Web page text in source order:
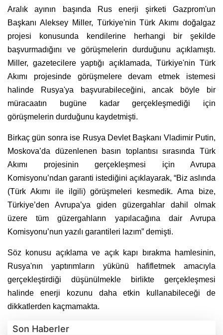
Aralık ayının başında Rus enerji şirketi Gazprom'un
Başkanı Aleksey Miller, Türkiye'nin Türk Akımı doğalgaz
projesi konusunda kendilerine herhangi bir şekilde
başvurmadığını ve görüşmelerin durduğunu açıklamıştı.
Miller, gazetecilere yaptığı açıklamada, Türkiye'nin Türk
Akımı projesinde görüşmelere devam etmek istemesi
halinde Rusya'ya başvurabileceğini, ancak böyle bir
müracaatın bugüne kadar gerçekleşmediği için
görüşmelerin durduğunu kaydetmişti.
Birkaç gün sonra ise Rusya Devlet Başkanı Vladimir Putin,
Moskova’da düzenlenen basın toplantısı sırasında Türk
Akımı projesinin gerçekleşmesi için Avrupa
Komisyonu’ndan garanti istediğini açıklayarak, “Biz aslında
(Türk Akımı ile ilgili) görüşmeleri kesmedik. Ama bize,
Türkiye’den Avrupa’ya giden güzergahlar dahil olmak
üzere tüm güzergahların yapılacağına dair Avrupa
Komisyonu’nun yazılı garantileri lazım” demişti.
Söz konusu açıklama ve açık kapı bırakma hamlesinin,
Rusya'nın yaptırımların yükünü hafifletmek amacıyla
gerçekleştirdiği düşünülmekle birlikte gerçekleşmesi
halinde enerji kozunu daha etkin kullanabileceği de
dikkatlerden kaçmamakta.
Son Haberler